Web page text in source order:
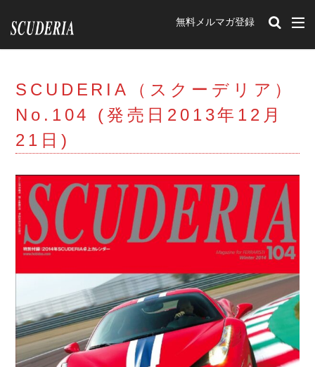
無料メルマガ登録
SCUDERIA（スクーデリア）
No.104 (発売日2013年12月
21日)
カテゴリー
タグ
romaspider SF90XXstradale purosangue
Mondial3.2 Mondial Cabriolet 328GTB
328GTS 308GTB 208GTB 512BB
GTBturbo 360 Modena 456M F50
F512M 599
F430 575M Maranello 365gtb4 250
carifornia 456 288GTO ENZO 599GTO
FF プロサングエ 清水草一 dino watch
RICHARDMILLE 296gts roma Prosangue
308GT4 208GT4 125S BREITLING